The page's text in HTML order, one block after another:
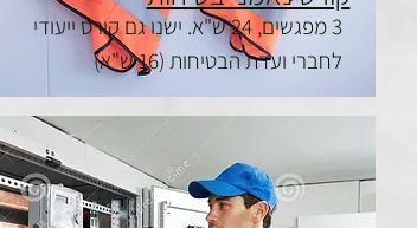
3 מפגשים, 24 ש"א. ישנו גם קורס ייעודי
לחברי ועדת הבטיחות (16 ש"א)